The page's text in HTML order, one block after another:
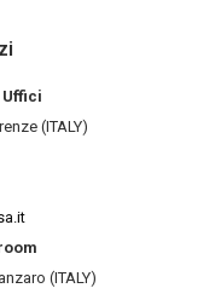
Uffici
(ITALY)
(ITALY)